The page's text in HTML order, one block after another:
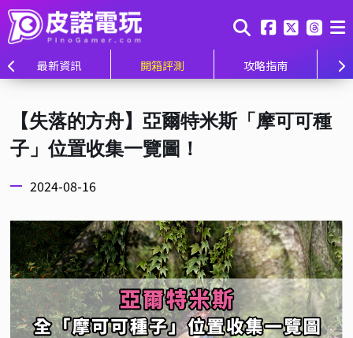
最新資訊 開箱評測 攻略指南
【失落的方舟】亞爾特米斯「摩可可種
子」位置收集一覽圖！
2024-08-16